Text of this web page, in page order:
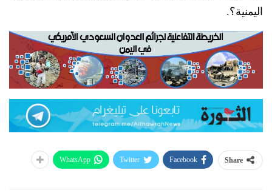
اليمنية؟.
Share
Facebook
Twitter
WhatsApp